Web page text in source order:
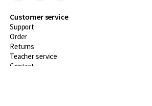
Customer service
Support
Order
Returns
Teacher service
Contact